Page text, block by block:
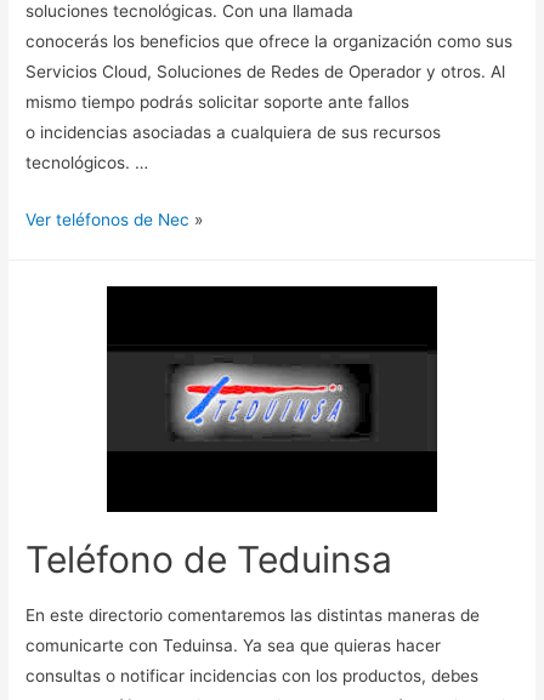
soluciones tecnológicas. Con una llamada
conocerás los beneficios que ofrece la organización como sus
Servicios Cloud, Soluciones de Redes de Operador y otros. Al
mismo tiempo podrás solicitar soporte ante fallos
o incidencias asociadas a cualquiera de sus recursos
tecnológicos. …
Ver teléfonos de Nec »
Teléfono de Teduinsa
En este directorio comentaremos las distintas maneras de
comunicarte con Teduinsa. Ya sea que quieras hacer
consultas o notificar incidencias con los productos, debes